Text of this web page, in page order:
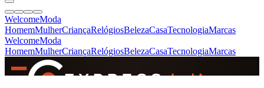
WelcomeModa
HomemMulherCriançaRelógiosBelezaCasaTecnologiaMarcas
WelcomeModa
HomemMulherCriançaRelógiosBelezaCasaTecnologiaMarcas